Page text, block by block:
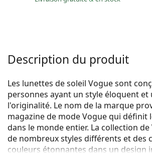
Description du produit
Les lunettes de soleil Vogue sont
personnes ayant un style éloquent et
l'originalité. Le nom de la marque
magazine de mode Vogue qui définit
dans le monde entier. La collection
de nombreux styles différents et des
couleurs étonnantes dans un design